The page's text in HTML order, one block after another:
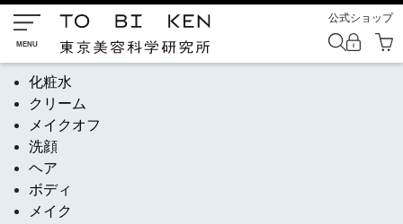
公式ショップ
化粧水
クリーム
メイクオフ
洗顔
ヘア
ボディ
メイク